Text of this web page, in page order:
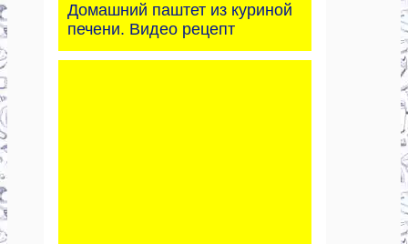
Домашний паштет из куриной
печени. Видео рецепт